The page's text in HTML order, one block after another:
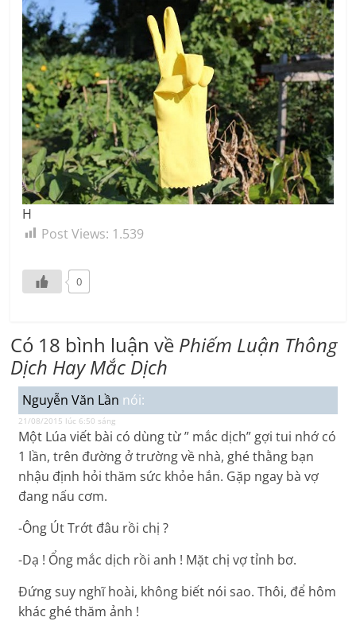
H
Post Views: 1.539
0
Có 18 bình luận về Phiếm Luận Thông
Dịch Hay Mắc Dịch
Nguyễn Văn Lần nói:
21/08/2015 lúc 6:50 sáng
Một Lúa viết bài có dùng từ ” mắc dịch” gợi tui nhớ có
1 lần, trên đường ở trường về nhà, ghé thằng bạn
nhậu định hỏi thăm sức khỏe hắn. Gặp ngay bà vợ
đang nấu cơm.
-Ông Út Trớt đâu rồi chị ?
-Dạ ! Ổng mắc dịch rồi anh ! Mặt chị vợ tỉnh bơ.
Đứng suy nghĩ hoài, không biết nói sao. Thôi, để hôm
khác ghé thăm ảnh !